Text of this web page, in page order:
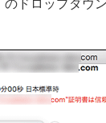
のドロップダウ